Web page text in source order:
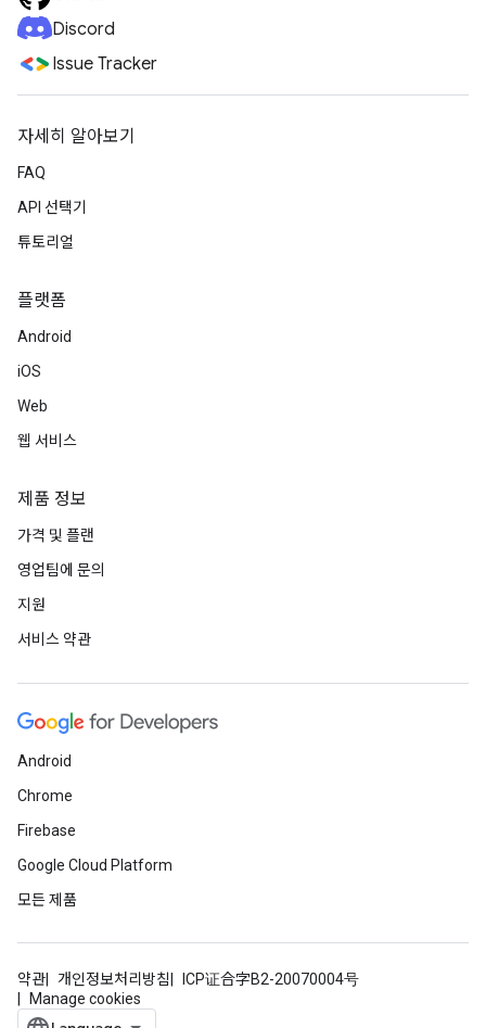
Discord
Issue Tracker
자세히 알아보기
FAQ
API 선택기
튜토리얼
플랫폼
Android
iOS
Web
웹 서비스
제품 정보
가격 및 플랜
영업팀에 문의
지원
서비스 약관
Android
Chrome
Firebase
Google Cloud Platform
모든 제품
약관 개인정보처리방침
ICP证合字B2-20070004号
Manage cookies